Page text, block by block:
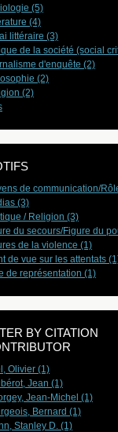
(5)
(4)
littéraire (3)
de la société (social
d'enquête (2)
(2)
(2)
de communication/
(3)
/ Religion (3)
du secours/Figure du
de la violence (1)
de vue sur les attentats
de représentation (1)
BY CITATION
Olivier (1)
Jean (1)
Jean-Michel (1)
Bernard (1)
Stanley D. (1)